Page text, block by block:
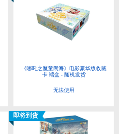
《哪吒之魔童闹海》电影豪华版收藏
卡 端盒 - 随机发货
无法使用
即将到货